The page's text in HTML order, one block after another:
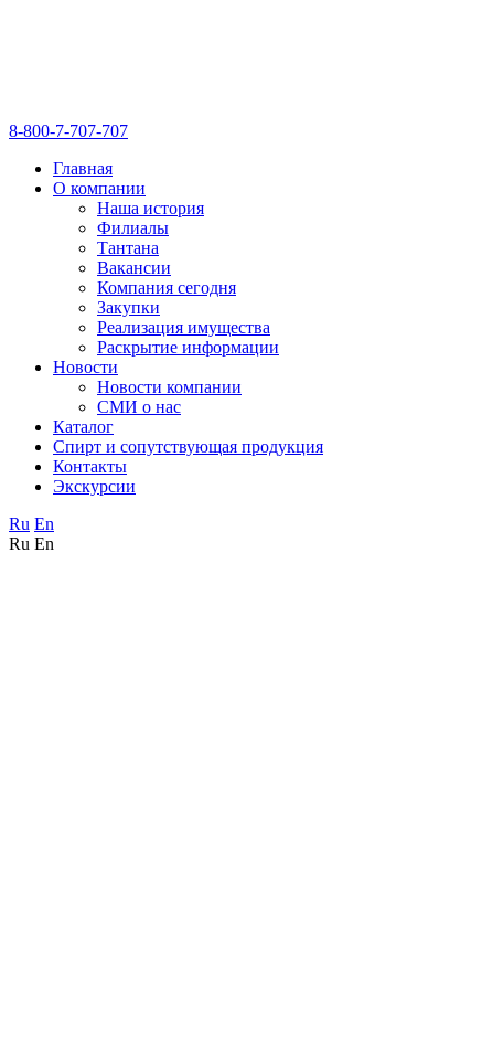
8-800-7-707-707
Главная
О компании
Наша история
Филиалы
Тантана
Вакансии
Компания сегодня
Закупки
Реализация имущества
Раскрытие информации
Новости
Новости компании
СМИ о нас
Каталог
Спирт и сопутствующая продукция
Контакты
Экскурсии
Ru En
Ru En